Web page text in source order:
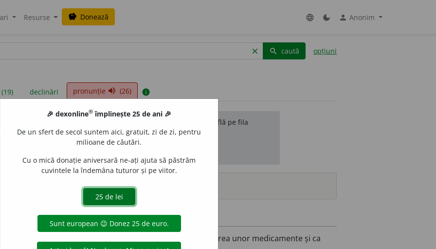
Resurse savings Donează language dark_mode person Anonim
clear search caută opțiuni
declinări pronunție volume_up (26) info
sunt compilate de echipa dexonline. Definițiile originale se află pe fila
reordona filele pe pagina depreferințe.
surse
animală sau minerală care se întrebuințează la prepararea unor medicamente și ca
🎉 dexonline® împlinește 25 de ani 🎉
De un sfert de secol suntem aici, gratuit, zi de zi, pentru
milioane de căutări.
Cu o mică donație aniversară ne-ați ajuta să păstrăm
cuvintele la îndemâna tuturor și pe viitor.